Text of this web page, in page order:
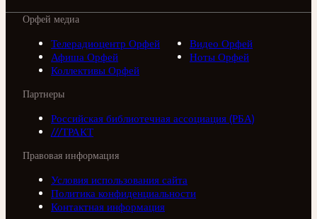
Орфей медиа
Телерадиоцентр Орфей
Видео Орфей
Афиша Орфей
Ноты Орфей
Коллективы Орфей
Партнеры
Российская библиотечная ассоциация (РБА)
///ТРАКТ
Правовая информация
Условия использования сайта
Политика конфиденциальности
Контактная информация